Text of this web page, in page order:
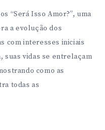
“Será Isso Amor?”, uma
a evolução dos
com interesses iniciais
suas vidas se entrelaçam
como as
todas as